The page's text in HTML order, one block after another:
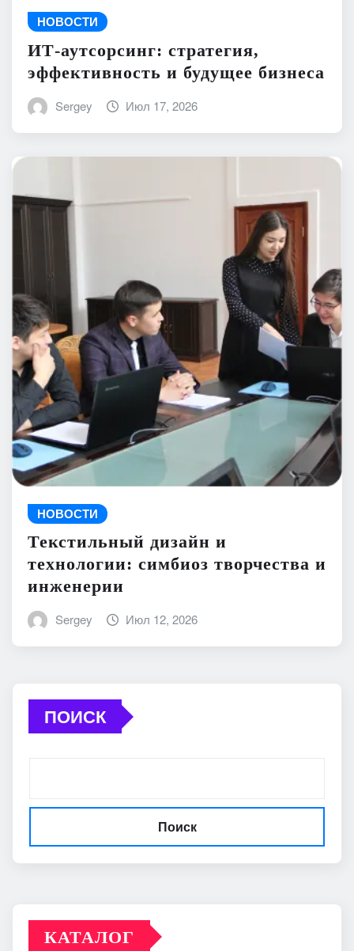
НОВОСТИ
ИТ-аутсорсинг: стратегия,
эффективность и будущее бизнеса
Sergey Июл 17, 2026
НОВОСТИ
Текстильный дизайн и
технологии: симбиоз творчества и
инженерии
Sergey Июл 12, 2026
ПОИСК
Поиск
КАТАЛОГ